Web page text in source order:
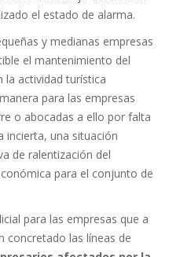
el estado de alarma.
y medianas empresas
el mantenimiento del
la actividad turística
para las empresas
o abocadas a ello por falta
incierta, una situación
de ralentización del
para el conjunto de
para las empresas que a
concretado las líneas de